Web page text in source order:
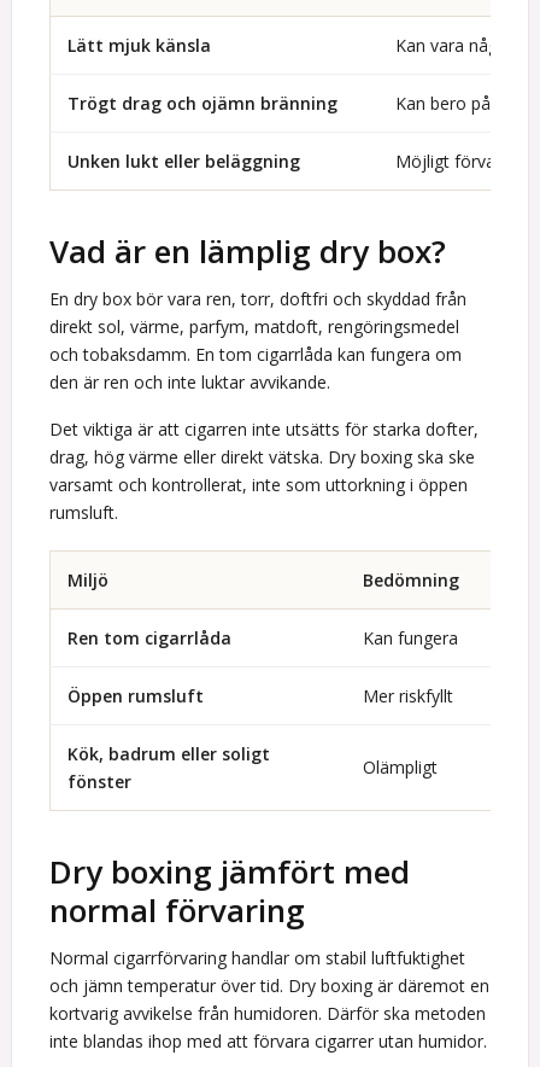
Lätt mjuk känsla Kan vara något
Trögt drag och ojämn bränning Kan bero på fukt
Unken lukt eller beläggning Möjligt
Vad är en lämplig dry box?
En dry box bör vara ren, torr, doftfri och skyddad från
direkt sol, värme, parfym, matdoft, rengöringsmedel
och tobaksdamm. En tom cigarrlåda kan fungera om
den är ren och inte luktar avvikande.
Det viktiga är att cigarren inte utsätts för starka dofter,
drag, hög värme eller direkt vätska. Dry boxing ska ske
varsamt och kontrollerat, inte som uttorkning i öppen
rumsluft.
Miljö Bedömning
Ren tom cigarrlåda Kan fungera
Öppen rumsluft Mer riskfyllt
Kök, badrum eller soligt
fönster
Olämpligt
Dry boxing jämfört med
normal förvaring
Normal cigarrförvaring handlar om stabil luftfuktighet
och jämn temperatur över tid. Dry boxing är däremot en
kortvarig avvikelse från humidoren. Därför ska metoden
inte blandas ihop med att förvara cigarrer utan humidor.